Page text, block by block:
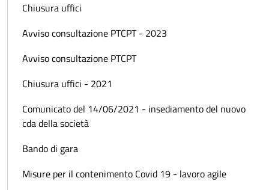
Chiusura uffici
Avviso consultazione PTCPT - 2023
Avviso consultazione PTCPT
Chiusura uffici - 2021
Comunicato del 14/06/2021 - insediamento del nuovo
cda della società
Bando di gara
Misure per il contenimento Covid 19 - lavoro agile